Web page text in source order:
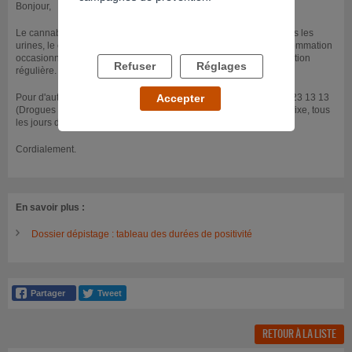
Bonjour,
Le cannabis est détectable pendant 24 heures dans le sang. Dans les
urines, le cannabis est détectable jusqu'à 5 jours en cas de consommation
occasionnelle, et jusqu'à deux mois et demi en cas de consommation
régulière.
Pour d'autres informations, vous pouvez nous contacter au 0800 23 13 13
(Drogues Info Service, appel anonyme et gratuit depuis un poste fixe, tous
les jours de 8h à 2h du matin).
Cordialement.
En savoir plus :
Dossier dépistage : tableau des durées de positivité
RETOUR À LA LISTE
Refuser Réglages
Accepter